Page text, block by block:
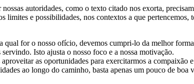
autoridades, como o texto citado nos exorta,
limites e possibilidades, nos contextos a que pertencemos,
qual for o nosso ofício, devemos cumpri-lo da melhor
Isto ajusta o nosso foco e a nossa motivação.
aproveitar as oportunidades para exercitarmos a compaixão
ao longo do caminho, basta apenas um pouco de boa